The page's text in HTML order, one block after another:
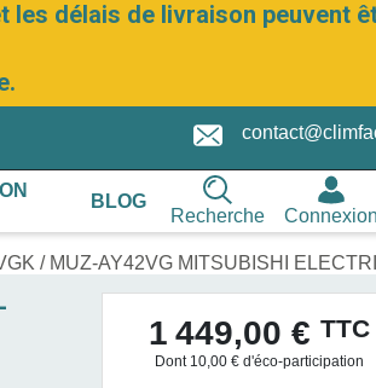
les délais de livraison peuvent
BLOG
Recherche Connexion
/ MUZ-AY42VG MITSUBISHI
1 449,00 €TTC
Dont 10,00 € d'éco-participation